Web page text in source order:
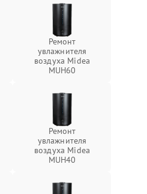
Ремонт
увлажнителя
воздуха Midea
MUH60
Ремонт
увлажнителя
воздуха Midea
MUH40